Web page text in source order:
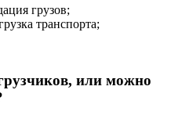
грузов;
транспорта;
или можно